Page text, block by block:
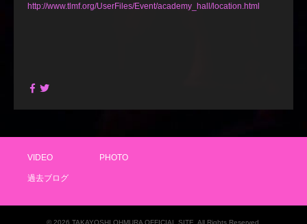
http://www.tlmf.org/UserFiles/Event/academy_hall/location.html
VIDEO PHOTO
過去ブログ
© 2026 TAKAYOSHI OHMURA OFFICIAL SITE. All Rights Reserved.